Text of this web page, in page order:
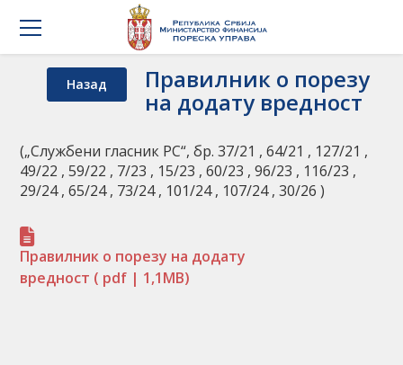
Назад Правилник о порезу
на додату вредност
(„Службени гласник РС“, бр. 37/21 , 64/21 , 127/21 ,
49/22 , 59/22 , 7/23 , 15/23 , 60/23 , 96/23 , 116/23 ,
29/24 , 65/24 , 73/24 , 101/24 , 107/24 , 30/26 )
Правилник о порезу на додату
вредност ( pdf | 1,1MB)